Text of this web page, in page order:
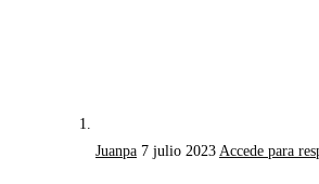
Juanpa 7 julio 2023 Accede para